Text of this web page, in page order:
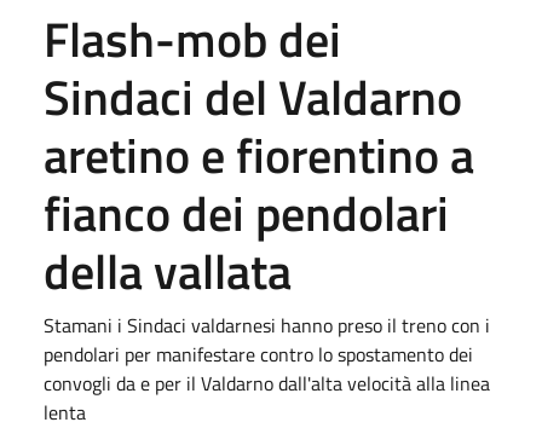
Flash-mob dei
Sindaci del Valdarno
aretino e fiorentino a
fianco dei pendolari
della vallata
Stamani i Sindaci valdarnesi hanno preso il treno con i
pendolari per manifestare contro lo spostamento dei
convogli da e per il Valdarno dall'alta velocità alla linea
lenta